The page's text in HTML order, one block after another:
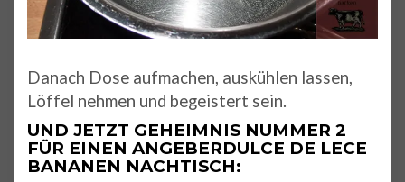
Danach Dose aufmachen, auskühlen lassen,
Löffel nehmen und begeistert sein.
UND JETZT GEHEIMNIS NUMMER 2
FÜR EINEN ANGEBERDULCE DE LECE
BANANEN NACHTISCH: